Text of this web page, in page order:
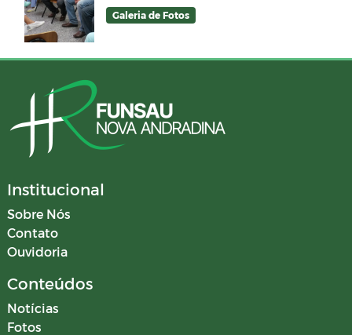
Galeria de Fotos
Institucional
Sobre Nós
Contato
Ouvidoria
Conteúdos
Notícias
Fotos